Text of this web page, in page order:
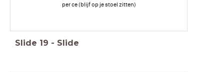
per ce (blijf op je stoel zitten)
Slide 19 - Slide